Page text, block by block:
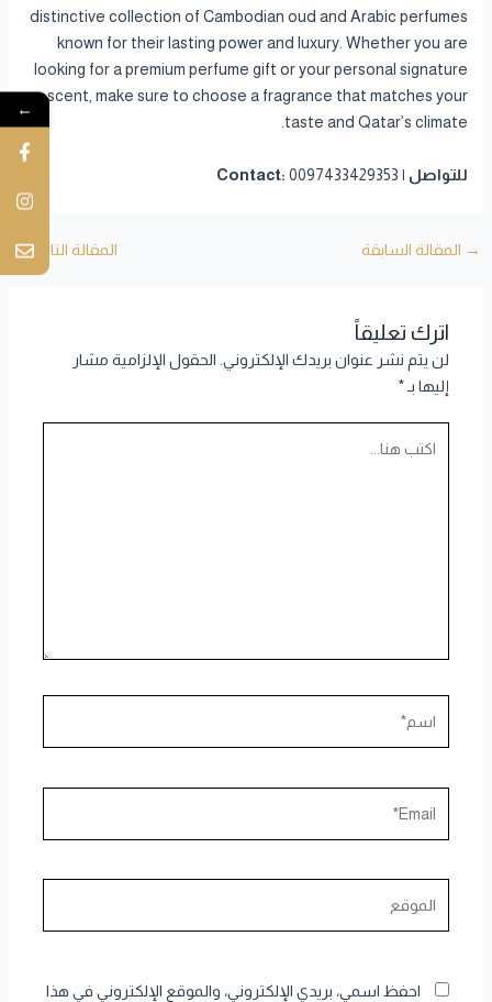
distinctive collection of Cambodian oud and Arabic perfumes
known for their lasting power and luxury. Whether you are
looking for a premium perfume gift or your personal signature
scent, make sure to choose a fragrance that matches your
taste and Qatar’s climate.
للتواصل | Contact: 0097433429353
→ المقالة السابقة المقالة التالية←
اترك تعليقاً
لن يتم نشر عنوان بريدك الإلكتروني. الحقول الإلزامية مشار
إليها بـ*
احفظ اسمي، بريدي الإلكتروني، والموقع الإلكتروني في هذا
←